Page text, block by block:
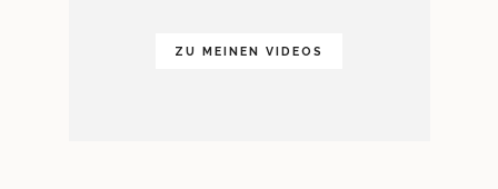
ZU MEINEN VIDEOS